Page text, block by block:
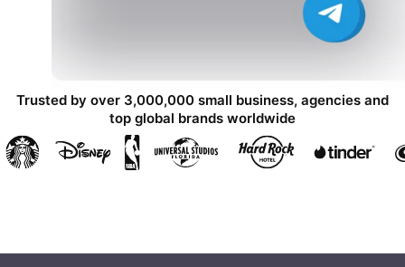
Trusted by over 3,000,000 small business, agencies and
top global brands worldwide